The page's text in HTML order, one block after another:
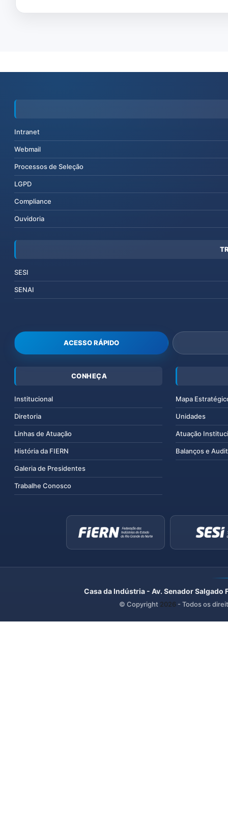
Intranet
Webmail
Processos de Seleção
LGPD
Compliance
Ouvidoria
SESI
SENAI
ACESSO RÁPIDO
CONHEÇA
Institucional
Diretoria
Linhas de Atuação
História da FIERN
Galeria de Presidentes
Trabalhe Conosco
Mapa
Unidades
Atuação
Balanços e
Casa da Indústria - Av. Senador
© Copyright 2026 - Todos os